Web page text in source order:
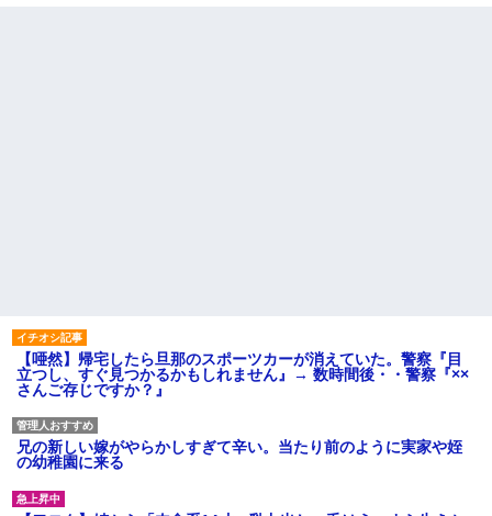
【唖然】帰宅したら旦那のスポーツカーが消えていた。警察『目
立つし、すぐ見つかるかもしれません』→ 数時間後・・警察『××
さんご存じですか？』
兄の新しい嫁がやらかしすぎて辛い。当たり前のように実家や姪
の幼稚園に来る